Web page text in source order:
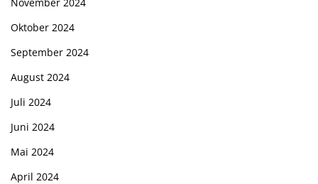
Oktober 2024
September 2024
August 2024
Juli 2024
Juni 2024
Mai 2024
April 2024